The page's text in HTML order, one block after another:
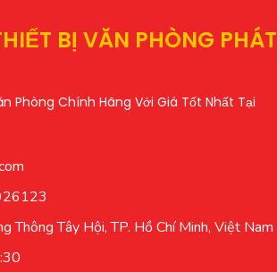
BỊ VĂN PHÒNG PHÁT
Phòng Chính Hãng Với Giá Tốt Nhất Tại
Thông Tây Hội, TP. Hồ Chí Minh, Việt Nam